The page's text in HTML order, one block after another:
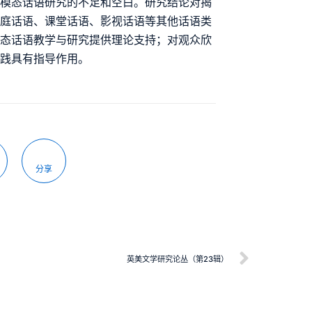
话语、课堂话语、影视话语等其他话语类
话语教学与研究提供理论支持；对观众欣
具有指导作用。
分享
英美文学研究论丛（第23辑）